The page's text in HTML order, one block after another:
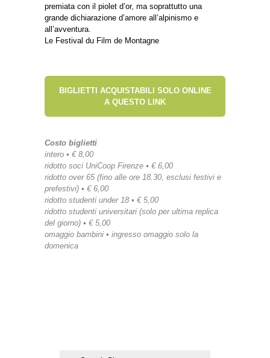
premiata con il piolet d’or, ma soprattutto una
grande dichiarazione d’amore all’alpinismo e
all’avventura.
Le Festival du Film de Montagne
BIGLIETTI ACQUISTABILI SOLO ONLINE
A QUESTO LINK
Costo biglietti
intero • € 8,00
ridotto soci UniCoop Firenze • € 6,00
ridotto over 65 (fino alle ore 18.30, esclusi festivi e
prefestivi) • € 6,00
ridotto studenti under 18 • € 5,00
ridotto studenti universitari (solo per ultima replica
del giorno) • € 5,00
omaggio bambini • ingresso omaggio solo la
domenica